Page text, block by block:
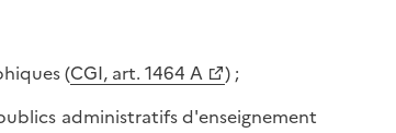
(CGI, art. 1464 A
) ;
administratifs d'enseignement